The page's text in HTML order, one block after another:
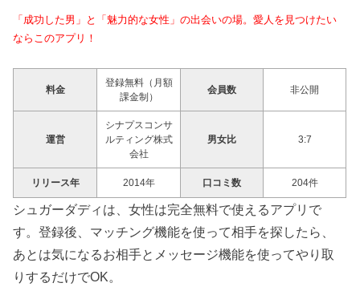
「成功した男」と「魅力的な女性」の出会いの場。愛人を見つけたい
ならこのアプリ！
料金
登録無料（月額
課金制）
会員数 非公開
運営
シナプスコンサ
ルティング株式
会社
男女比 3:7
リリース年 2014年 口コミ数 204件
シュガーダディは、女性は完全無料で使えるアプリで
す。登録後、マッチング機能を使って相手を探したら、
あとは気になるお相手とメッセージ機能を使ってやり取
りするだけでOK。